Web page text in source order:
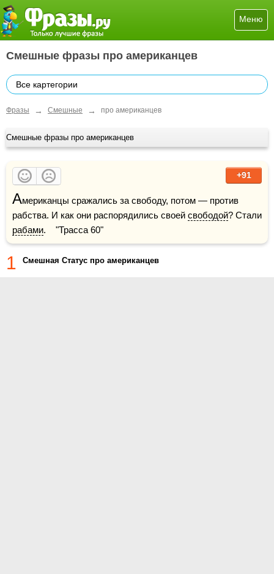
Меню
Смешные фразы про американцев
Все картегории
Фразы → Смешные → про американцев
Смешные фразы про американцев
+91
Американцы сражались за свободу, потом — против
рабства. И как они распорядились своей свободой
рабами.    "Трасса 60"
1 Смешная Статус про американцев